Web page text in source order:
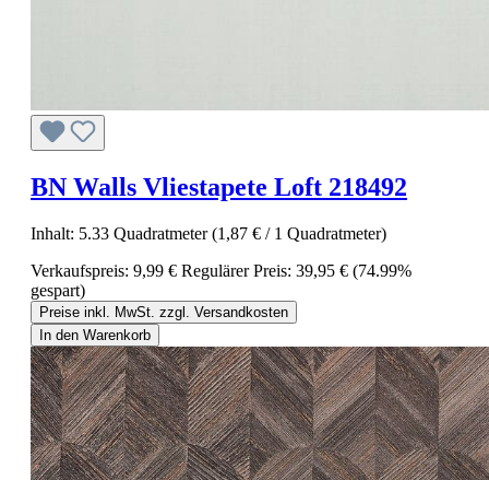
BN Walls Vliestapete Loft 218492
Inhalt: 5.33 Quadratmeter(1,87 € / 1 Quadratmeter)
Verkaufspreis: 9,99 € Regulärer Preis: 39,95 € (74.99%
gespart)
Preise inkl. MwSt. zzgl. Versandkosten
In den Warenkorb